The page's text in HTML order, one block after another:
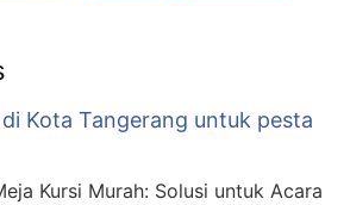
Kota Tangerang untuk pesta
Kursi Murah: Solusi untuk Acara